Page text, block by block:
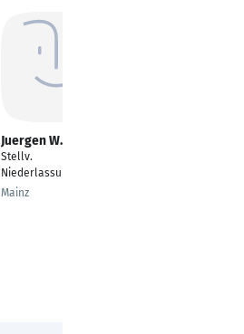
Juergen W. Pulz
Stellv.
Niederlassungsleiter
Mainz